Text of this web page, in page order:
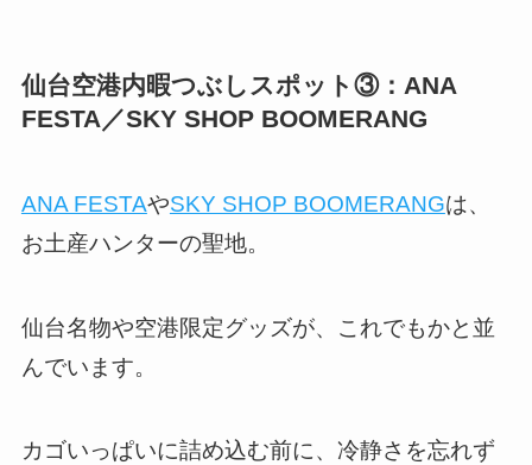
仙台空港内暇つぶしスポット③：ANA
FESTA／SKY SHOP BOOMERANG
ANA FESTAやSKY SHOP BOOMERANGは、
お土産ハンターの聖地。
仙台名物や空港限定グッズが、これでもかと並
んでいます。
カゴいっぱいに詰め込む前に、冷静さを忘れず